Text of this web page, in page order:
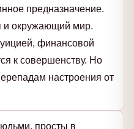
предназначение.
и окружающий мир.
финансовой
к совершенству. Но
настроения от
просты в